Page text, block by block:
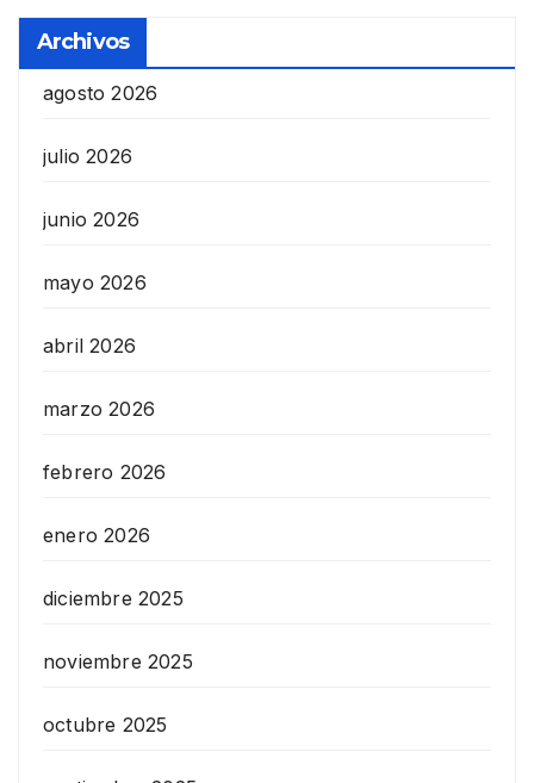
Archivos
agosto 2026
julio 2026
junio 2026
mayo 2026
abril 2026
marzo 2026
febrero 2026
enero 2026
diciembre 2025
noviembre 2025
octubre 2025